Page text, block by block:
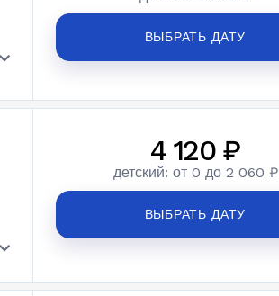
ВЫБРАТЬ ДАТУ
4 120 ₽
детский: от 0 до 2 060 ₽
ВЫБРАТЬ ДАТУ